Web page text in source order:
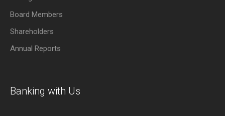
Board Members
Shareholders
Annual Reports
Banking with Us